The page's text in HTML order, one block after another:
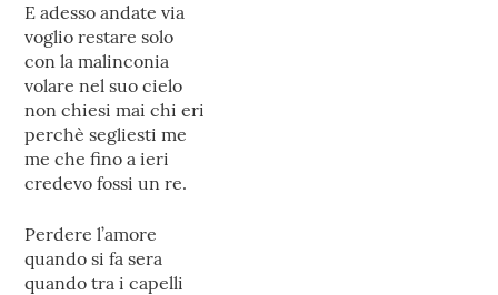
E adesso andate via
voglio restare solo
con la malinconia
volare nel suo cielo
non chiesi mai chi eri
perchè segliesti me
me che fino a ieri
credevo fossi un re.
Perdere l’amore
quando si fa sera
quando tra i capelli